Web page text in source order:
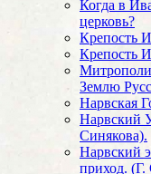
Когда в
церковь?
Крепость
Крепость
Землю
Нарвская
Нарвский
Синякова).
Нарвский
приход. (Г.